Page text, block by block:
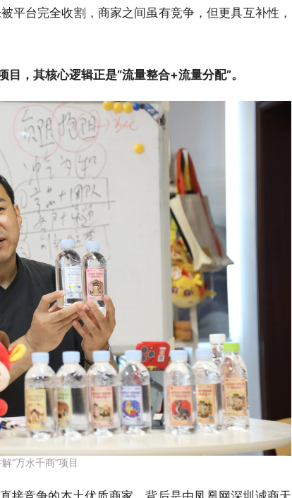
平台完全收割，商家之间虽有竞争，但更具互补性，
目，其核心逻辑正是“流量整合+流量分配”。
“万水千商”项目